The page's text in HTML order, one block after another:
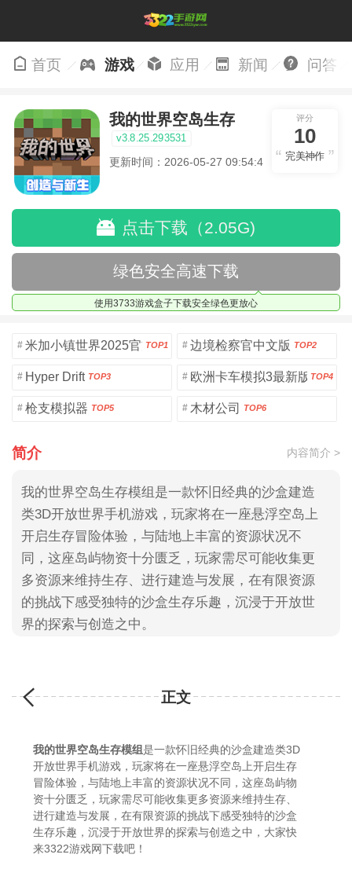
首页 游戏 应用 新闻 问答
我的世界空岛生存
v3.8.25.293531
更新时间：2026-05-27 09:54:46
评分
10
完美神作
点击下载（2.05G)
绿色安全高速下载
使用3733游戏盒子下载安全绿色更放心
# 米加小镇世界2025官方版
TOP1 # 边境检察官中文版 TOP2
# Hyper Drift TOP3 # 欧洲卡车模拟3最新版 TOP4
# 枪支模拟器 TOP5 # 木材公司 TOP6
简介 内容简介 >
我的世界空岛生存模组是一款怀旧经典的沙盒建造
类3D开放世界手机游戏，玩家将在一座悬浮空岛上
开启生存冒险体验，与陆地上丰富的资源状况不
同，这座岛屿物资十分匮乏，玩家需尽可能收集更
多资源来维持生存、进行建造与发展，在有限资源
的挑战下感受独特的沙盒生存乐趣，沉浸于开放世
界的探索与创造之中。
正文
我的世界空岛生存模组是一款怀旧经典的沙盒建造类3D
开放世界手机游戏，玩家将在一座悬浮空岛上开启生存
冒险体验，与陆地上丰富的资源状况不同，这座岛屿物
资十分匮乏，玩家需尽可能收集更多资源来维持生存、
进行建造与发展，在有限资源的挑战下感受独特的沙盒
生存乐趣，沉浸于开放世界的探索与创造之中，大家快
来3322游戏网下载吧！